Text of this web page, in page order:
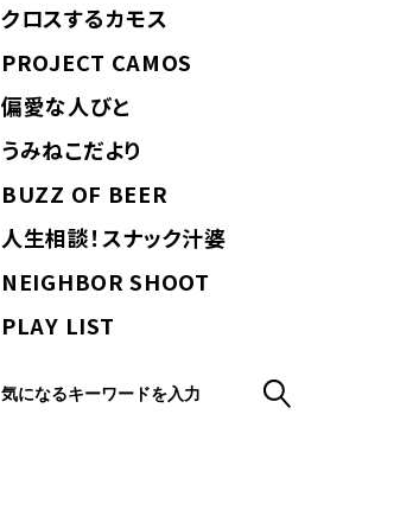
クロスするカモス
PROJECT CAMOS
偏愛な人びと
うみねこだより
BUZZ OF BEER
人生相談！スナック汁婆
NEIGHBOR SHOOT
PLAY LIST